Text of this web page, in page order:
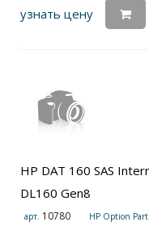
узнать цену
HP DAT 160 SAS
DL160 Gen8
арт. 10780 HP Option Part: